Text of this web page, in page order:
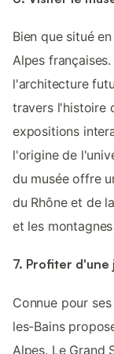
Bien que situé
Alpes
l'architecture
travers l'histoire
expositions
l'origine de
du musée offre
du Rhône et de
et les
7. Profiter
Connue pour
les-Bains
Alpes. Le Grand